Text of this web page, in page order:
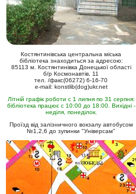
Костянтинівська центральна міська
бібліотека знаходиться за адресою:
85113 м. Костянтинівка Донецької області
б/р Космонавтів, 11
тел. /факс(06272) 6-16-70
e-mail: konstlib(dog)ukr.net
Літній графік роботи с 1 липня по 31 серпня:
бібліотека працює с 10:00 до 18:00. Вихідні -
неділя, понеділок.
Проїзд від залізничного вокзалу автобусом
№1,2,6 до зупинки "Універсам"